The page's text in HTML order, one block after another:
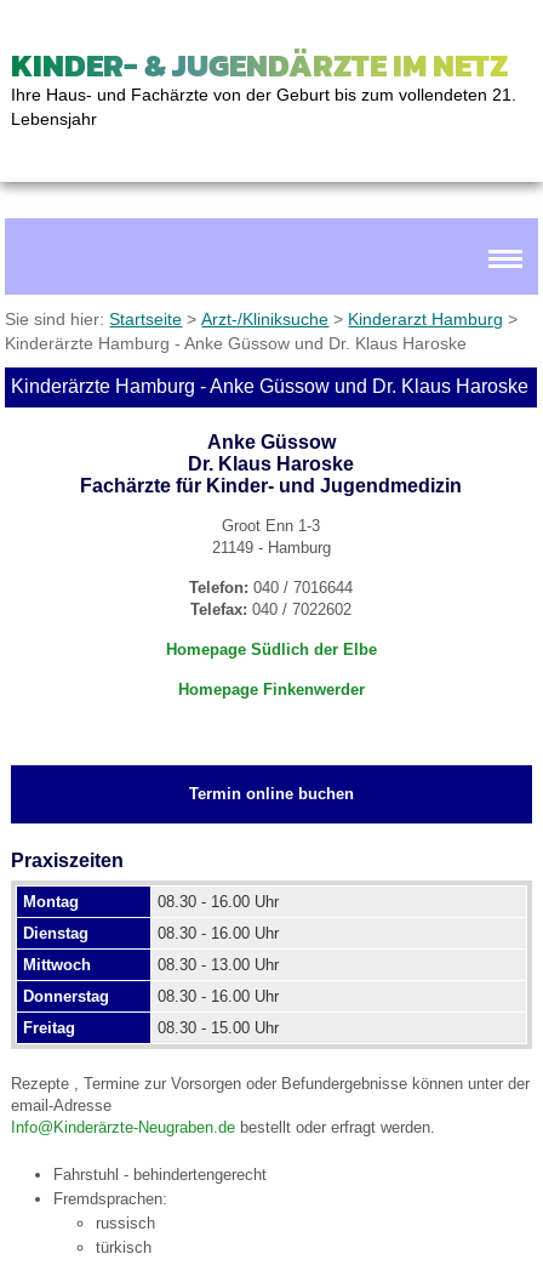
KINDER- & JUGENDÄRZTE IM NETZ
Ihre Haus- und Fachärzte von der Geburt bis zum vollendeten 21.
Lebensjahr
Sie sind hier:Startseite >Arzt-/Kliniksuche > Kinderarzt Hamburg >
Kinderärzte Hamburg - Anke Güssow und Dr. Klaus Haroske
Kinderärzte Hamburg - Anke Güssow und Dr. Klaus Haroske
Anke Güssow
Dr. Klaus Haroske
Fachärzte für Kinder- und Jugendmedizin
Groot Enn 1-3
21149 - Hamburg
Telefon: 040 / 7016644
Telefax: 040 / 7022602
Homepage Südlich der Elbe
Homepage Finkenwerder
Termin online buchen
Praxiszeiten
Montag
08.30 - 16.00 Uhr
Dienstag
08.30 - 16.00 Uhr
Mittwoch
08.30 - 13.00 Uhr
Donnerstag
08.30 - 16.00 Uhr
Freitag
08.30 - 15.00 Uhr
Rezepte , Termine zur Vorsorgen oder Befundergebnisse können unter der
email-Adresse
Info@Kinderärzte-Neugraben.debestellt oder erfragt werden.
Fahrstuhl - behindertengerecht
Fremdsprachen:
russisch
türkisch